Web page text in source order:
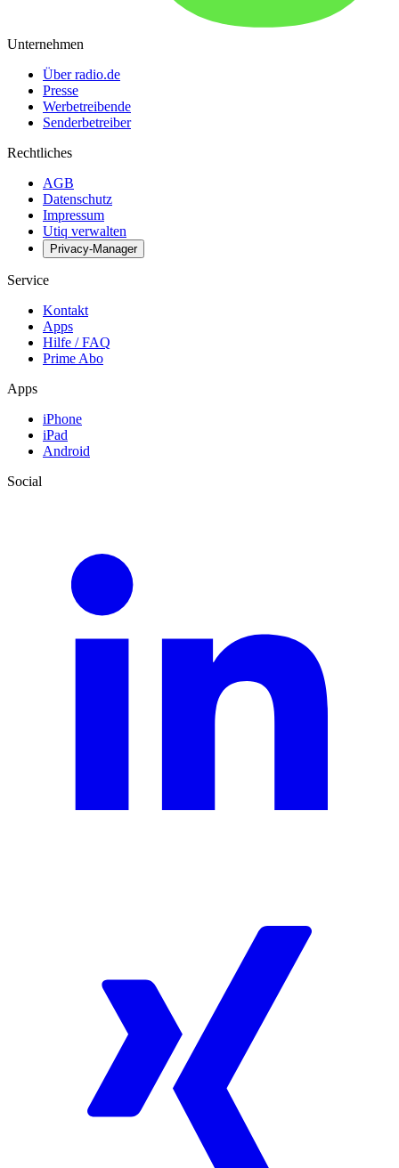
Unternehmen
Über radio.de
Presse
Werbetreibende
Senderbetreiber
Rechtliches
AGB
Datenschutz
Impressum
Utiq verwalten
Privacy-Manager
Service
Kontakt
Apps
Hilfe / FAQ
Prime Abo
Apps
iPhone
iPad
Android
Social